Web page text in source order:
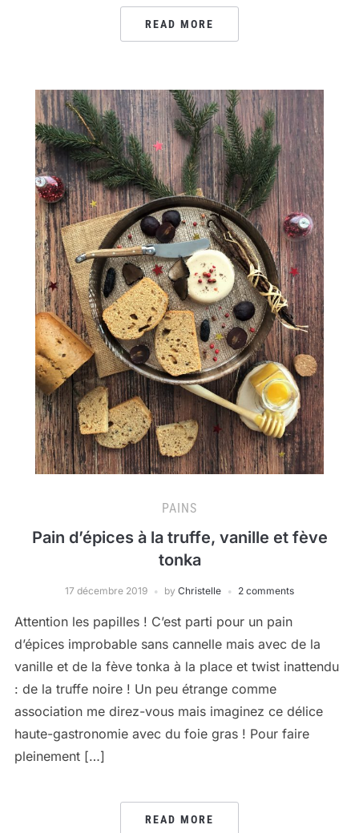
READ MORE
PAINS
Pain d’épices à la truffe, vanille et fève
tonka
17 décembre 2019 by Christelle 2 comments
Attention les papilles ! C’est parti pour un pain
d’épices improbable sans cannelle mais avec de la
vanille et de la fève tonka à la place et twist inattendu
: de la truffe noire ! Un peu étrange comme
association me direz-vous mais imaginez ce délice
haute-gastronomie avec du foie gras ! Pour faire
pleinement […]
READ MORE